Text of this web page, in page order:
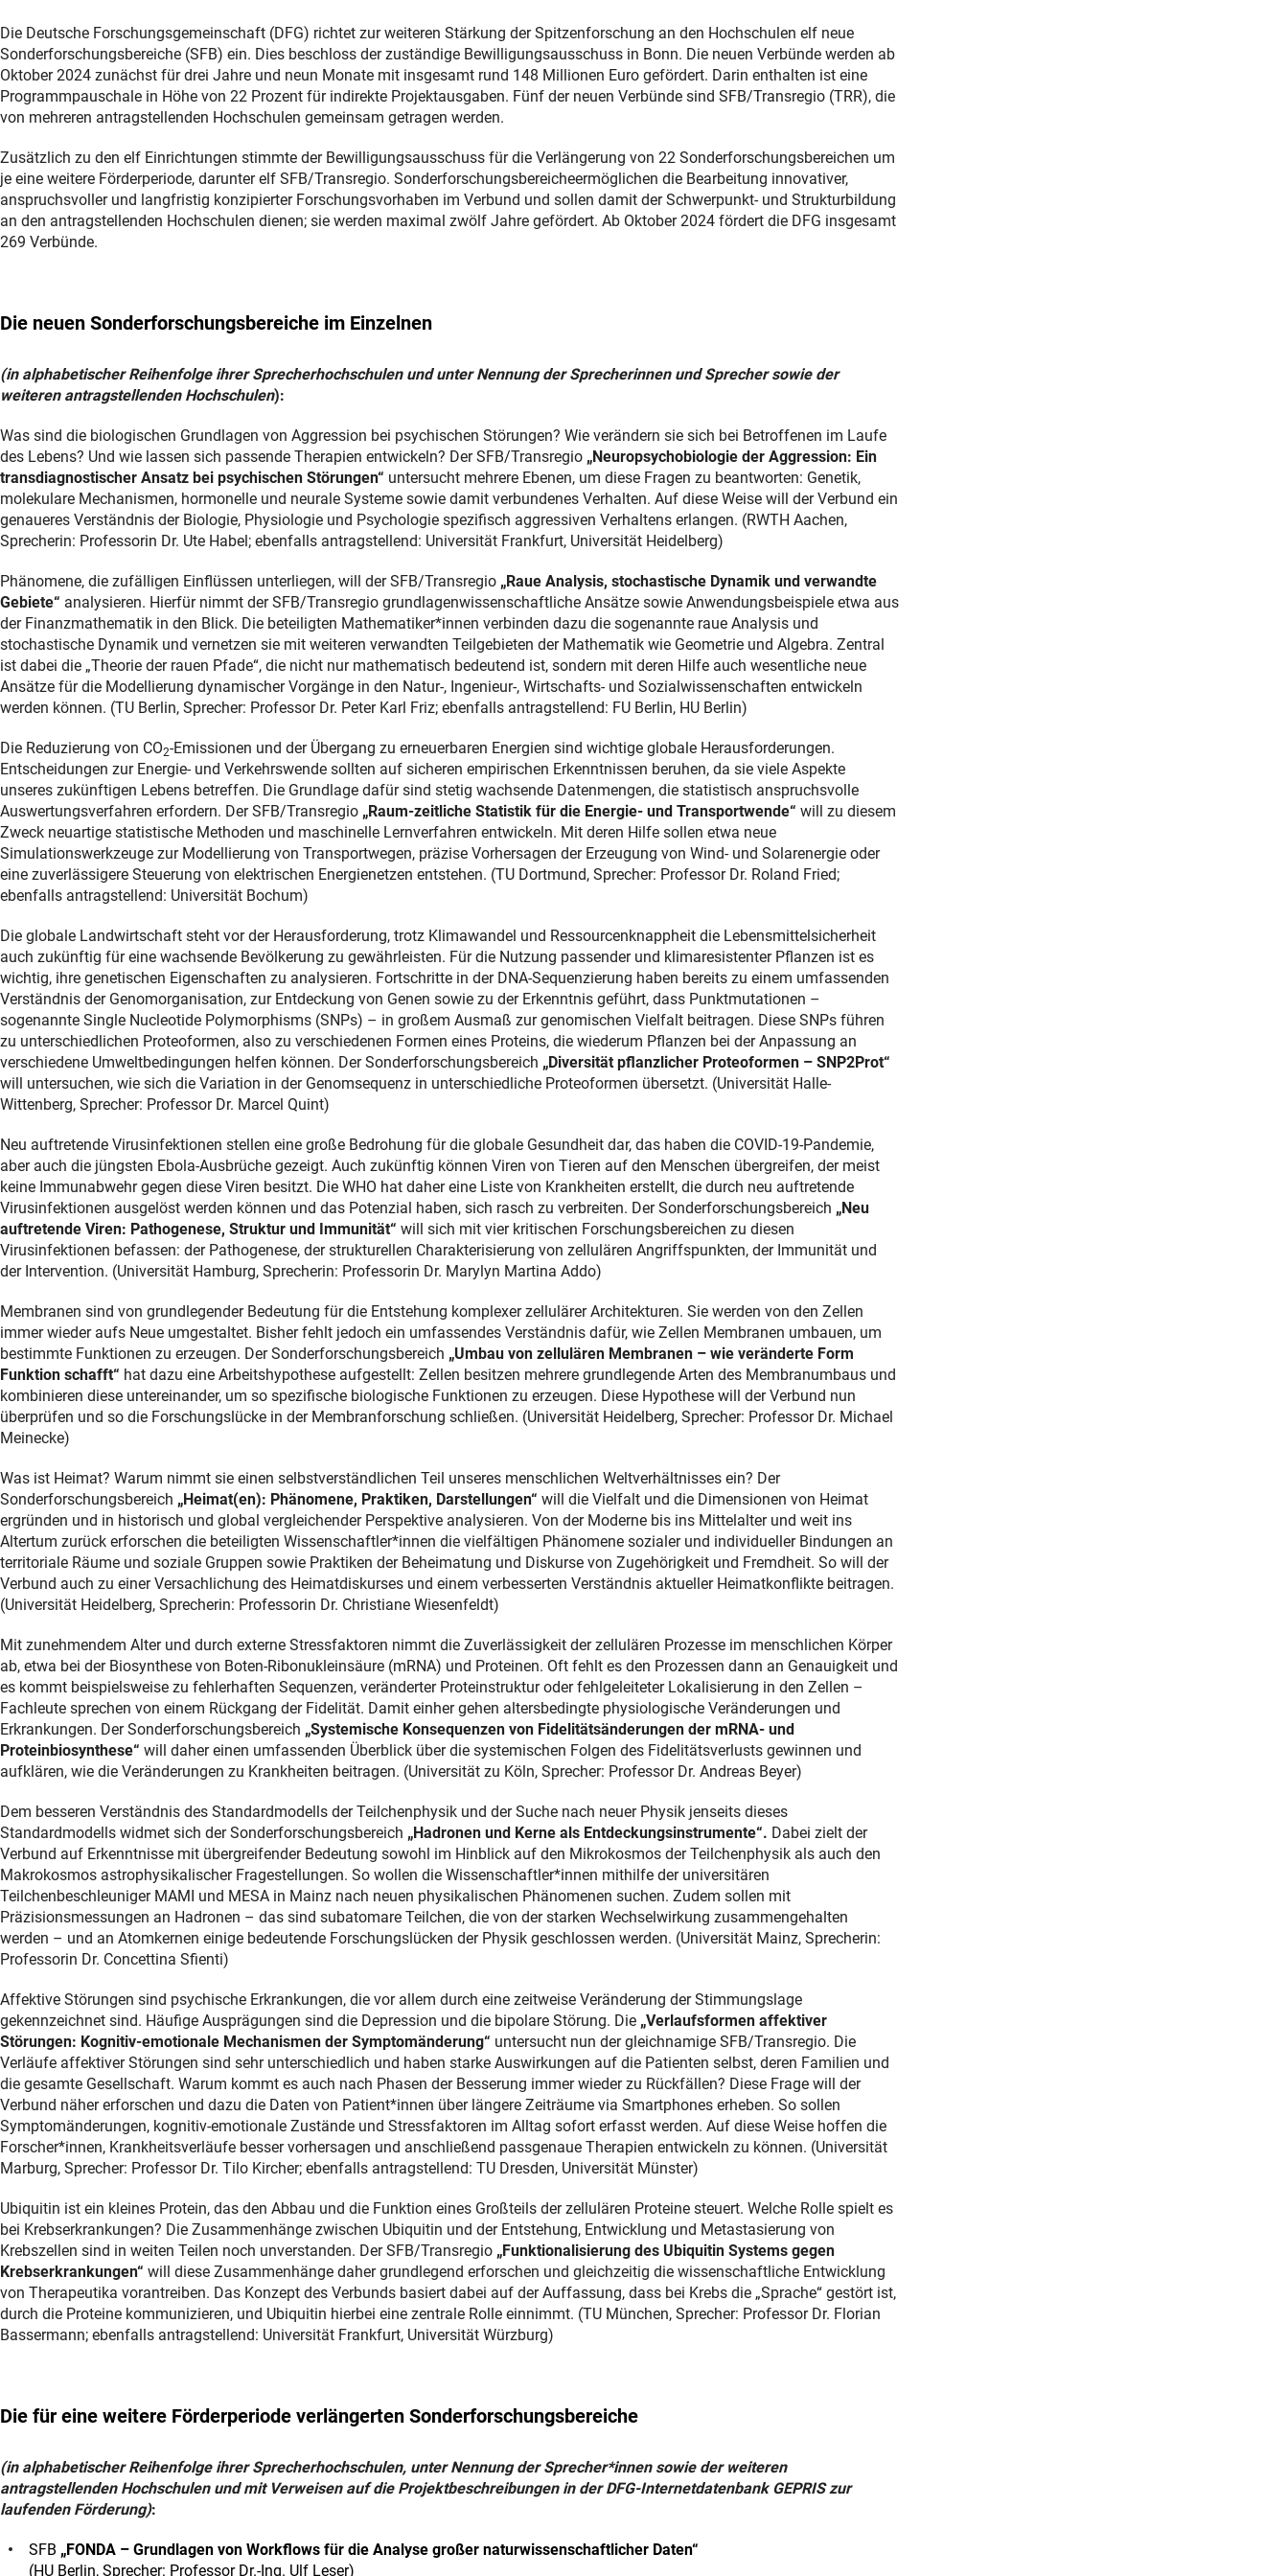
Die Deutsche Forschungsgemeinschaft (DFG) richtet zur weiteren Stärkung der Spitzenforschung an den Hochschulen elf neue
Sonderforschungsbereiche (SFB) ein. Dies beschloss der zuständige Bewilligungsausschuss in Bonn. Die neuen Verbünde werden ab
Oktober 2024 zunächst für drei Jahre und neun Monate mit insgesamt rund 148 Millionen Euro gefördert. Darin enthalten ist eine
Programmpauschale in Höhe von 22 Prozent für indirekte Projektausgaben. Fünf der neuen Verbünde sind SFB/Transregio (TRR), die
von mehreren antragstellenden Hochschulen gemeinsam getragen werden.
Zusätzlich zu den elf Einrichtungen stimmte der Bewilligungsausschuss für die Verlängerung von 22 Sonderforschungsbereichen um
je eine weitere Förderperiode, darunter elf SFB/Transregio. Sonderforschungsbereicheermöglichen die Bearbeitung innovativer,
anspruchsvoller und langfristig konzipierter Forschungsvorhaben im Verbund und sollen damit der Schwerpunkt- und Strukturbildung
an den antragstellenden Hochschulen dienen; sie werden maximal zwölf Jahre gefördert. Ab Oktober 2024 fördert die DFG insgesamt
269 Verbünde.
Die neuen Sonderforschungsbereiche im Einzelnen
(in alphabetischer Reihenfolge ihrer Sprecherhochschulen und unter Nennung der Sprecherinnen und Sprecher sowie der
weiteren antragstellenden Hochschulen):
Was sind die biologischen Grundlagen von Aggression bei psychischen Störungen? Wie verändern sie sich bei Betroffenen im Laufe
des Lebens? Und wie lassen sich passende Therapien entwickeln? Der SFB/Transregio „Neuropsychobiologie der Aggression: Ein
transdiagnostischer Ansatz bei psychischen Störungen“ untersucht mehrere Ebenen, um diese Fragen zu beantworten: Genetik,
molekulare Mechanismen, hormonelle und neurale Systeme sowie damit verbundenes Verhalten. Auf diese Weise will der Verbund ein
genaueres Verständnis der Biologie, Physiologie und Psychologie spezifisch aggressiven Verhaltens erlangen. (RWTH Aachen,
Sprecherin: Professorin Dr. Ute Habel; ebenfalls antragstellend: Universität Frankfurt, Universität Heidelberg)
Phänomene, die zufälligen Einflüssen unterliegen, will der SFB/Transregio „Raue Analysis, stochastische Dynamik und verwandte
Gebiete“ analysieren. Hierfür nimmt der SFB/Transregio grundlagenwissenschaftliche Ansätze sowie Anwendungsbeispiele etwa aus
der Finanzmathematik in den Blick. Die beteiligten Mathematiker*innen verbinden dazu die sogenannte raue Analysis und
stochastische Dynamik und vernetzen sie mit weiteren verwandten Teilgebieten der Mathematik wie Geometrie und Algebra. Zentral
ist dabei die „Theorie der rauen Pfade“, die nicht nur mathematisch bedeutend ist, sondern mit deren Hilfe auch wesentliche neue
Ansätze für die Modellierung dynamischer Vorgänge in den Natur-, Ingenieur-, Wirtschafts- und Sozialwissenschaften entwickeln
werden können. (TU Berlin, Sprecher: Professor Dr. Peter Karl Friz; ebenfalls antragstellend: FU Berlin, HU Berlin)
Die Reduzierung von CO2-Emissionen und der Übergang zu erneuerbaren Energien sind wichtige globale Herausforderungen.
Entscheidungen zur Energie- und Verkehrswende sollten auf sicheren empirischen Erkenntnissen beruhen, da sie viele Aspekte
unseres zukünftigen Lebens betreffen. Die Grundlage dafür sind stetig wachsende Datenmengen, die statistisch anspruchsvolle
Auswertungsverfahren erfordern. Der SFB/Transregio „Raum-zeitliche Statistik für die Energie- und Transportwende“ will zu diesem
Zweck neuartige statistische Methoden und maschinelle Lernverfahren entwickeln. Mit deren Hilfe sollen etwa neue
Simulationswerkzeuge zur Modellierung von Transportwegen, präzise Vorhersagen der Erzeugung von Wind- und Solarenergie oder
eine zuverlässigere Steuerung von elektrischen Energienetzen entstehen. (TU Dortmund, Sprecher: Professor Dr. Roland Fried;
ebenfalls antragstellend: Universität Bochum)
Die globale Landwirtschaft steht vor der Herausforderung, trotz Klimawandel und Ressourcenknappheit die Lebensmittelsicherheit
auch zukünftig für eine wachsende Bevölkerung zu gewährleisten. Für die Nutzung passender und klimaresistenter Pflanzen ist es
wichtig, ihre genetischen Eigenschaften zu analysieren. Fortschritte in der DNA-Sequenzierung haben bereits zu einem umfassenden
Verständnis der Genomorganisation, zur Entdeckung von Genen sowie zu der Erkenntnis geführt, dass Punktmutationen –
sogenannte Single Nucleotide Polymorphisms (SNPs) – in großem Ausmaß zur genomischen Vielfalt beitragen. Diese SNPs führen
zu unterschiedlichen Proteoformen, also zu verschiedenen Formen eines Proteins, die wiederum Pflanzen bei der Anpassung an
verschiedene Umweltbedingungen helfen können. Der Sonderforschungsbereich „Diversität pflanzlicher Proteoformen – SNP2Prot“
will untersuchen, wie sich die Variation in der Genomsequenz in unterschiedliche Proteoformen übersetzt. (Universität Halle-
Wittenberg, Sprecher: Professor Dr. Marcel Quint)
Neu auftretende Virusinfektionen stellen eine große Bedrohung für die globale Gesundheit dar, das haben die COVID-19-Pandemie,
aber auch die jüngsten Ebola-Ausbrüche gezeigt. Auch zukünftig können Viren von Tieren auf den Menschen übergreifen, der meist
keine Immunabwehr gegen diese Viren besitzt. Die WHO hat daher eine Liste von Krankheiten erstellt, die durch neu auftretende
Virusinfektionen ausgelöst werden können und das Potenzial haben, sich rasch zu verbreiten. Der Sonderforschungsbereich „Neu
auftretende Viren: Pathogenese, Struktur und Immunität“ will sich mit vier kritischen Forschungsbereichen zu diesen
Virusinfektionen befassen: der Pathogenese, der strukturellen Charakterisierung von zellulären Angriffspunkten, der Immunität und
der Intervention. (Universität Hamburg, Sprecherin: Professorin Dr. Marylyn Martina Addo)
Membranen sind von grundlegender Bedeutung für die Entstehung komplexer zellulärer Architekturen. Sie werden von den Zellen
immer wieder aufs Neue umgestaltet. Bisher fehlt jedoch ein umfassendes Verständnis dafür, wie Zellen Membranen umbauen, um
bestimmte Funktionen zu erzeugen. Der Sonderforschungsbereich „Umbau von zellulären Membranen – wie veränderte Form
Funktion schafft“ hat dazu eine Arbeitshypothese aufgestellt: Zellen besitzen mehrere grundlegende Arten des Membranumbaus und
kombinieren diese untereinander, um so spezifische biologische Funktionen zu erzeugen. Diese Hypothese will der Verbund nun
überprüfen und so die Forschungslücke in der Membranforschung schließen. (Universität Heidelberg, Sprecher: Professor Dr. Michael
Meinecke)
Was ist Heimat? Warum nimmt sie einen selbstverständlichen Teil unseres menschlichen Weltverhältnisses ein? Der
Sonderforschungsbereich „Heimat(en): Phänomene, Praktiken, Darstellungen“ will die Vielfalt und die Dimensionen von Heimat
ergründen und in historisch und global vergleichender Perspektive analysieren. Von der Moderne bis ins Mittelalter und weit ins
Altertum zurück erforschen die beteiligten Wissenschaftler*innen die vielfältigen Phänomene sozialer und individueller Bindungen an
territoriale Räume und soziale Gruppen sowie Praktiken der Beheimatung und Diskurse von Zugehörigkeit und Fremdheit. So will der
Verbund auch zu einer Versachlichung des Heimatdiskurses und einem verbesserten Verständnis aktueller Heimatkonflikte beitragen.
(Universität Heidelberg, Sprecherin: Professorin Dr. Christiane Wiesenfeldt)
Mit zunehmendem Alter und durch externe Stressfaktoren nimmt die Zuverlässigkeit der zellulären Prozesse im menschlichen Körper
ab, etwa bei der Biosynthese von Boten-Ribonukleinsäure (mRNA) und Proteinen. Oft fehlt es den Prozessen dann an Genauigkeit und
es kommt beispielsweise zu fehlerhaften Sequenzen, veränderter Proteinstruktur oder fehlgeleiteter Lokalisierung in den Zellen –
Fachleute sprechen von einem Rückgang der Fidelität. Damit einher gehen altersbedingte physiologische Veränderungen und
Erkrankungen. Der Sonderforschungsbereich „Systemische Konsequenzen von Fidelitätsänderungen der mRNA- und
Proteinbiosynthese“ will daher einen umfassenden Überblick über die systemischen Folgen des Fidelitätsverlusts gewinnen und
aufklären, wie die Veränderungen zu Krankheiten beitragen. (Universität zu Köln, Sprecher: Professor Dr. Andreas Beyer)
Dem besseren Verständnis des Standardmodells der Teilchenphysik und der Suche nach neuer Physik jenseits dieses
Standardmodells widmet sich der Sonderforschungsbereich „Hadronen und Kerne als Entdeckungsinstrumente“. Dabei zielt der
Verbund auf Erkenntnisse mit übergreifender Bedeutung sowohl im Hinblick auf den Mikrokosmos der Teilchenphysik als auch den
Makrokosmos astrophysikalischer Fragestellungen. So wollen die Wissenschaftler*innen mithilfe der universitären
Teilchenbeschleuniger MAMI und MESA in Mainz nach neuen physikalischen Phänomenen suchen. Zudem sollen mit
Präzisionsmessungen an Hadronen – das sind subatomare Teilchen, die von der starken Wechselwirkung zusammengehalten
werden – und an Atomkernen einige bedeutende Forschungslücken der Physik geschlossen werden. (Universität Mainz, Sprecherin:
Professorin Dr. Concettina Sfienti)
Affektive Störungen sind psychische Erkrankungen, die vor allem durch eine zeitweise Veränderung der Stimmungslage
gekennzeichnet sind. Häufige Ausprägungen sind die Depression und die bipolare Störung. Die „Verlaufsformen affektiver
Störungen: Kognitiv-emotionale Mechanismen der Symptomänderung“ untersucht nun der gleichnamige SFB/Transregio. Die
Verläufe affektiver Störungen sind sehr unterschiedlich und haben starke Auswirkungen auf die Patienten selbst, deren Familien und
die gesamte Gesellschaft. Warum kommt es auch nach Phasen der Besserung immer wieder zu Rückfällen? Diese Frage will der
Verbund näher erforschen und dazu die Daten von Patient*innen über längere Zeiträume via Smartphones erheben. So sollen
Symptomänderungen, kognitiv-emotionale Zustände und Stressfaktoren im Alltag sofort erfasst werden. Auf diese Weise hoffen die
Forscher*innen, Krankheitsverläufe besser vorhersagen und anschließend passgenaue Therapien entwickeln zu können. (Universität
Marburg, Sprecher: Professor Dr. Tilo Kircher; ebenfalls antragstellend: TU Dresden, Universität Münster)
Ubiquitin ist ein kleines Protein, das den Abbau und die Funktion eines Großteils der zellulären Proteine steuert. Welche Rolle spielt es
bei Krebserkrankungen? Die Zusammenhänge zwischen Ubiquitin und der Entstehung, Entwicklung und Metastasierung von
Krebszellen sind in weiten Teilen noch unverstanden. Der SFB/Transregio „Funktionalisierung des Ubiquitin Systems gegen
Krebserkrankungen“ will diese Zusammenhänge daher grundlegend erforschen und gleichzeitig die wissenschaftliche Entwicklung
von Therapeutika vorantreiben. Das Konzept des Verbunds basiert dabei auf der Auffassung, dass bei Krebs die „Sprache“ gestört ist,
durch die Proteine kommunizieren, und Ubiquitin hierbei eine zentrale Rolle einnimmt. (TU München, Sprecher: Professor Dr. Florian
Bassermann; ebenfalls antragstellend: Universität Frankfurt, Universität Würzburg)
Die für eine weitere Förderperiode verlängerten Sonderforschungsbereiche
(in alphabetischer Reihenfolge ihrer Sprecherhochschulen, unter Nennung der Sprecher*innen sowie der weiteren
antragstellenden Hochschulen und mit Verweisen auf die Projektbeschreibungen in der DFG-Internetdatenbank GEPRIS zur
laufenden Förderung):
SFB „FONDA – Grundlagen von Workflows für die Analyse großer naturwissenschaftlicher Daten“
(HU Berlin, Sprecher: Professor Dr.-Ing. Ulf Leser)